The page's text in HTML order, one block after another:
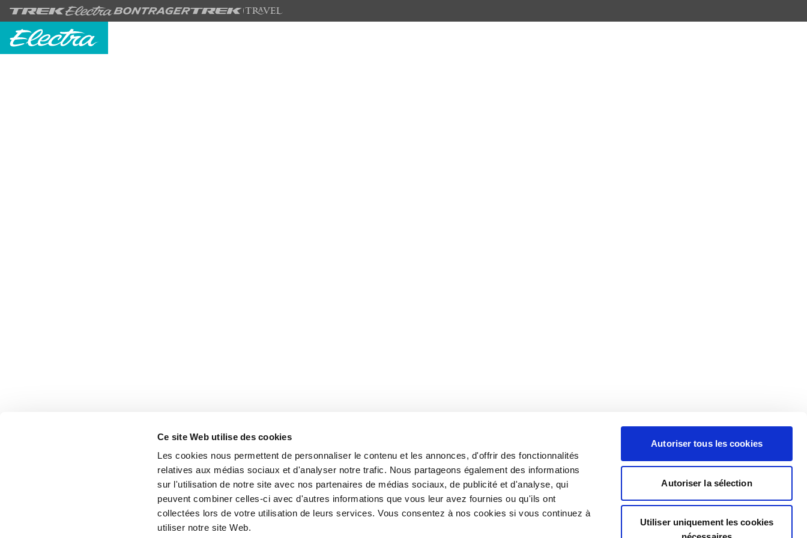
Ce site Web utilise des cookies
Les cookies nous permettent de personnaliser le contenu et les annonces, d'offrir des fonctionnalités
relatives aux médias sociaux et d'analyser notre trafic. Nous partageons également des informations
sur l'utilisation de notre site avec nos partenaires de médias sociaux, de publicité et d'analyse, qui
peuvent combiner celles-ci avec d'autres informations que vous leur avez fournies ou qu'ils ont
collectées lors de votre utilisation de leurs services. Vous consentez à nos cookies si vous continuez à
utiliser notre site Web.
Autoriser tous les cookies
Autoriser la sélection
Utiliser uniquement les cookies